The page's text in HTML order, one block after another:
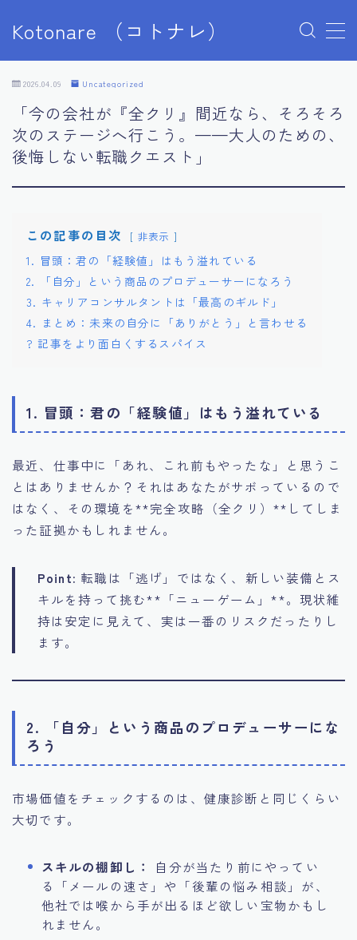
Kotonare （コトナレ）
MENU
ショップ
デモプリセット記事 Part04
デモプリセット記事 Part07
デモプリセット記事 Part07
デモプリセット記事 Part10
デモプリセット記事 Part13
デモプリセット記事 Part13
プライバシーポリシー
マイアカウント
利用規約／特定商取引法に基づく表記
学歴なし・才能なしからホワイト大手へ。人生の収入基
有料記事の決済完了ページ
運営者情報
2026.04.09 Uncategorized
「今の会社が『全クリ』間近なら、そろそろ
次のステージへ行こう。——大人のための、
後悔しない転職クエスト」
この記事の目次 非表示
1. 冒頭：君の「経験値」はもう溢れている
2. 「自分」という商品のプロデューサーになろう
3. キャリアコンサルタントは「最高のギルド」
4. まとめ：未来の自分に「ありがとう」と言わせる
? 記事をより面白くするスパイス
1. 冒頭：君の「経験値」はもう溢れている
最近、仕事中に「あれ、これ前もやったな」と思うこ
とはありませんか？それはあなたがサボっているので
はなく、その環境を**完全攻略（全クリ）**してしま
った証拠かもしれません。
Point: 転職は「逃げ」ではなく、新しい装備とス
キルを持って挑む**「ニューゲーム」**。現状維
持は安定に見えて、実は一番のリスクだったりし
ます。
2. 「自分」という商品のプロデューサーにな
ろう
市場価値をチェックするのは、健康診断と同じくらい
大切です。
スキルの棚卸し：
自分が当たり前にやってい
る「メールの速さ」や「後輩の悩み相談」が、
他社では喉から手が出るほど欲しい宝物かもし
れません。